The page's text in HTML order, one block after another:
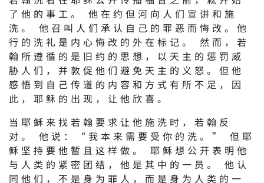
了他的事工。 他在约但河向人们宣讲和施
洗。 他召叫人们承认自己的罪恶而悔改。他
行的洗礼是内心悔改的外在标记。 然而，若
翰所遵循的是旧约的思想，以天主的惩罚威
胁人们，并敦促他们避免天主的义怒。但他
感悟到自己传道的内容和方式有所不足，因
此，耶稣的出现，让他欣喜。
当耶稣来找若翰要求让他施洗时，若翰反
对。 他说：“我本来需要受你的洗。” 但耶
稣坚持要他暂且这样做。 耶稣想公开表明他
与人类的紧密团结，他是其中的一员。 他认
同他们，不是身为罪人，而是身为人类的一